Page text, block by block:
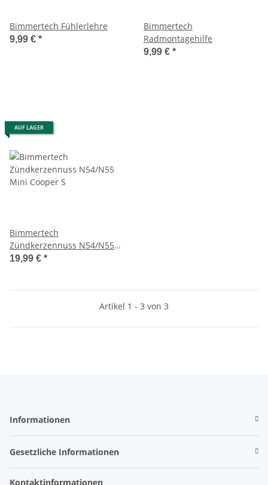
Bimmertech Fühlerlehre
9,99 € *
Bimmertech
Radmontagehilfe
9,99 € *
AUF LAGER
Bimmertech
Zündkerzennuss N54/N55
Mini Cooper S
19,99 € *
Artikel 1 - 3 von 3
Informationen
Gesetzliche Informationen
Kontaktinformationen